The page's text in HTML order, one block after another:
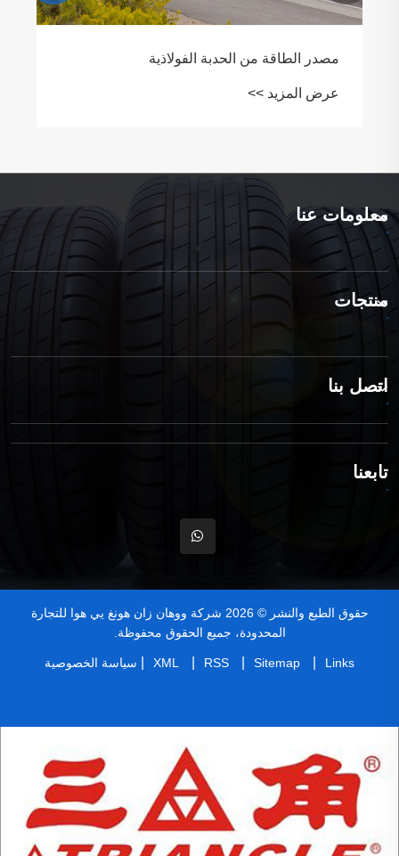
كيف تبقى سيارتك على الأرض
عرض المزيد >>
معلومات عنا
منتجات
اتصل بنا
تابعنا
حقوق الطبع والنشر © 2026 شركة ووهان زان هونغ يي هوا للتجارة
المحدودة، جميع الحقوق محفوظة.
Links
Sitemap
RSS
XML سياسة الخصوصية